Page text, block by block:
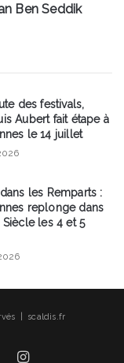
Ben Seddik
des festivals,
Aubert fait étape à
le 14 juillet
les Remparts :
replonge dans
Siècle les 4 et 5
| scaldis.fr
Instagram